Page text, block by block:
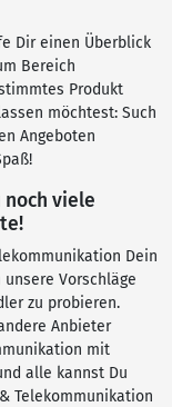
Dir einen Überblick
Bereich
Produkt
möchtest: Such
Angeboten
noch viele
Dein
Vorschläge
zu probieren.
Anbieter
mit
alle kannst Du
Telekommunikation